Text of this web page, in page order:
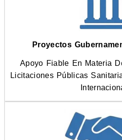
Proyectos
Apoyo Fiable En Materia
Licitaciones Públicas